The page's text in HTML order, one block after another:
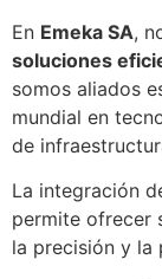
En Emeka SA,
soluciones
somos aliados
mundial en
de
La integración
permite ofrecer
la precisión y la